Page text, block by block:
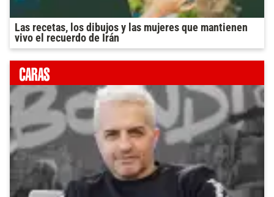
Las recetas, los dibujos y las mujeres que mantienen
vivo el recuerdo de Irán